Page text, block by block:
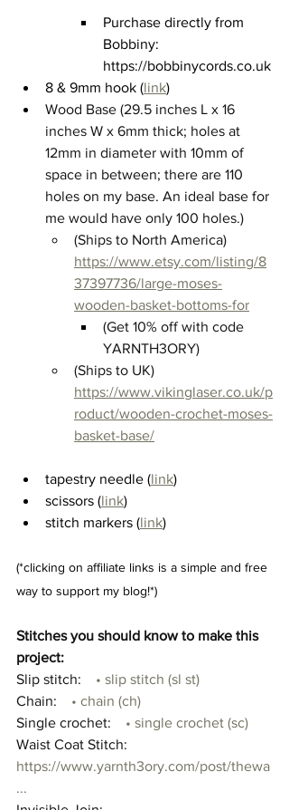
Purchase directly from
Bobbiny:
https://bobbinycords.co.uk
8 & 9mm hook (link)
Wood Base (29.5 inches L x 16
inches W x 6mm thick; holes at
12mm in diameter with 10mm of
space in between; there are 110
holes on my base. An ideal base for
me would have only 100 holes.)
(Ships to North America)
https://www.etsy.com/listing/8
37397736/large-moses-
wooden-basket-bottoms-for
(Get 10% off with code
YARNTH3ORY)
(Ships to UK)
https://www.vikinglaser.co.uk/p
roduct/wooden-crochet-moses-
basket-base/
tapestry needle (link)
scissors (link)
stitch markers (link)
(*clicking on affiliate links is a simple and free
way to support my blog!*)
Stitches you should know to make this
project:
Slip stitch:
• slip stitch (sl st)
Chain:
• chain (ch)
Single crochet:
• single crochet (sc)
Waist Coat Stitch:
https://www.yarnth3ory.com/post/thewa
...